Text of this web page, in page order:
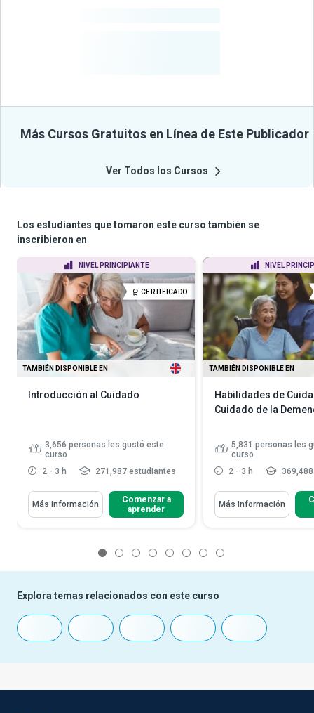
Más Cursos Gratuitos en Línea de Este Publicador
Ver Todos los Cursos
Los estudiantes que tomaron este curso también se
inscribieron en
NIVEL PRINCIPIANTE
CERTIFICADO
TAMBIÉN DISPONIBLE EN
Introducción al Cuidado
3,656 personas les gustó este
curso
2 - 3 h
271,987 estudiantes
Más información
Comenzar a
aprender
NIVEL
TAMBIÉN DISPONIBLE EN
Habilidades de
Cuidado de la
5,831 personas les
curso
2 - 3 h
Más información
Explora temas relacionados con este curso